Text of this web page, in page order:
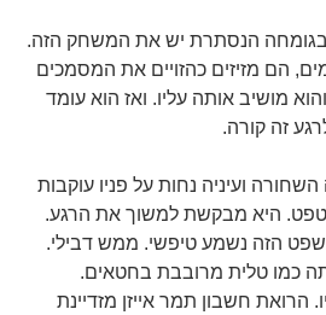
הנסתרת יש את המשחק הזה.
הם מזיזים כהזויים את המסמכים
מושיב אותה עליו. ואז הוא עומד
זה קורה.
ועיניה נחות על פניו עוקבות
בטפט. היא מבקשת למשוך את הרגע.
הזה נשמע טיפשי. ממש דבילי.
כמו טלית מרובבת בחטאים.
חשבון תמר אייזן מזדיינת